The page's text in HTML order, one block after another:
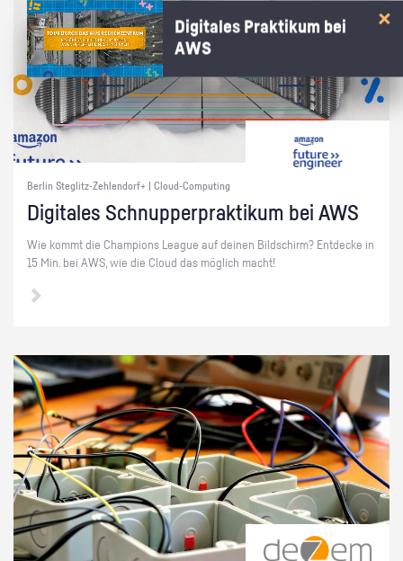
Berlin Steglitz-Zehlendorf+ | Cloud-Computing
Di­gi­ta­les Schnup­per­prak­ti­kum bei AWS
Wie kommt die Cham­pi­ons Le­ague auf dei­nen Bild­schirm? Ent­de­cke in
15 Min. bei AWS, wie die Cloud das mög­lich macht!
Digitales Praktikum bei
AWS